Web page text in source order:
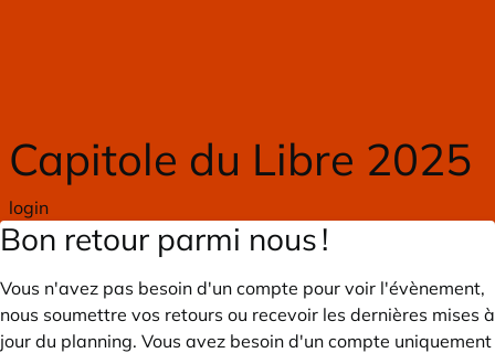
Capitole du Libre 2025
login
Bon retour parmi nous !
Vous n'avez pas besoin d'un compte pour voir l'évènement,
nous soumettre vos retours ou recevoir les dernières mises à
jour du planning. Vous avez besoin d'un compte uniquement